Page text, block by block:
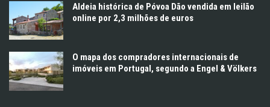
Aldeia histórica de Póvoa Dão vendida em leilão
online por 2,3 milhões de euros
O mapa dos compradores internacionais de
imóveis em Portugal, segundo a Engel & Völkers